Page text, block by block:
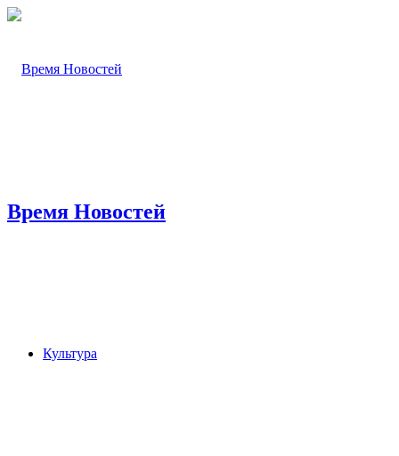
Время Новостей
Культура